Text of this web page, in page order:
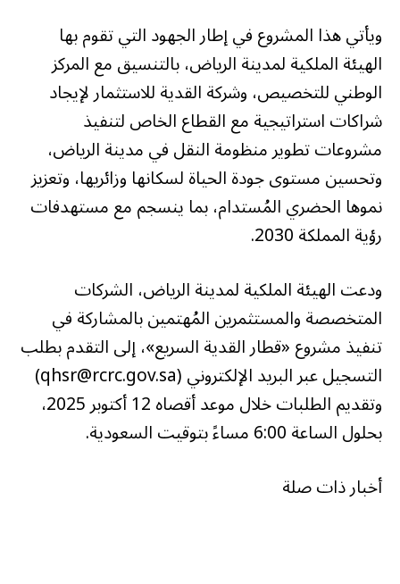
ويأتي هذا المشروع في إطار الجهود التي تقوم بها
الهيئة الملكية لمدينة الرياض، بالتنسيق مع المركز
الوطني للتخصيص، وشركة القدية للاستثمار لإيجاد
شراكات استراتيجية مع القطاع الخاص لتنفيذ
مشروعات تطوير منظومة النقل في مدينة الرياض،
وتحسين مستوى جودة الحياة لسكانها وزائريها، وتعزيز
نموها الحضري المُستدام، بما ينسجم مع مستهدفات
رؤية المملكة 2030.
ودعت الهيئة الملكية لمدينة الرياض، الشركات
المتخصصة والمستثمرين المُهتمين بالمشاركة في
تنفيذ مشروع «قطار القدية السريع»، إلى التقدم بطلب
التسجيل عبر البريد الإلكتروني (qhsr@rcrc.gov.sa)
وتقديم الطلبات خلال موعد أقصاه 12 أكتوبر 2025،
بحلول الساعة 6:00 مساءً بتوقيت السعودية.
أخبار ذات صلة